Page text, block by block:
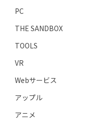
PC
THE SANDBOX
TOOLS
VR
Webサービス
アップル
アニメ